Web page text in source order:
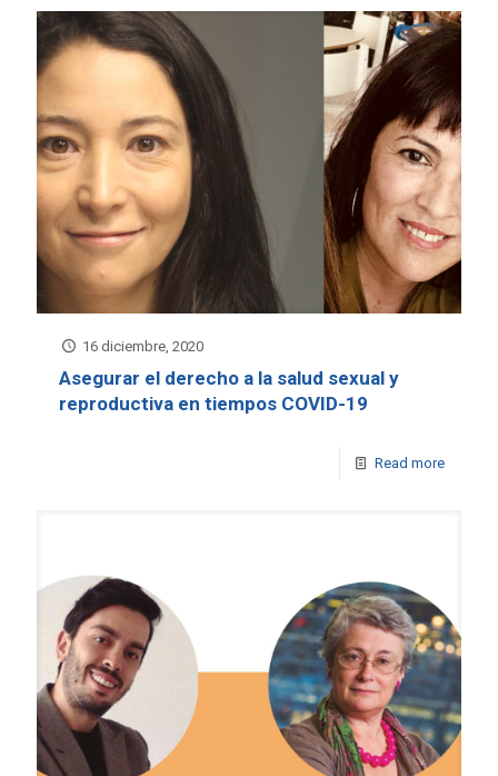
16 diciembre, 2020
Asegurar el derecho a la salud sexual y
reproductiva en tiempos COVID-19
Read more